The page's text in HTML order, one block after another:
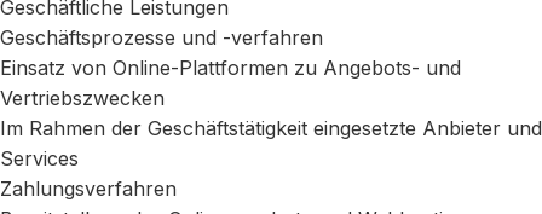
Geschäftliche Leistungen
Geschäftsprozesse und -verfahren
Einsatz von Online-Plattformen zu Angebots- und
Vertriebszwecken
Im Rahmen der Geschäftstätigkeit eingesetzte Anbieter und
Services
Zahlungsverfahren